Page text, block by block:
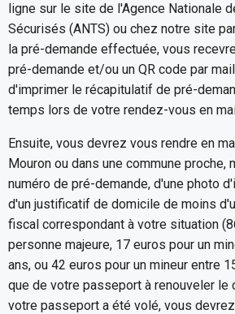
ligne sur le site de l'Agence Nationale
Sécurisés (ANTS) ou chez notre site
la pré-demande effectuée, vous
pré-demande et/ou un QR code par
d'imprimer le récapitulatif de pré-
temps lors de votre rendez-vous en
Ensuite, vous devrez vous rendre en
Mouron ou dans une commune proche,
numéro de pré-demande, d'une photo
d'un justificatif de domicile de moins
fiscal correspondant à votre situation
personne majeure, 17 euros pour un
ans, ou 42 euros pour un mineur entre
que de votre passeport à renouveler le
votre passeport a été volé, vous